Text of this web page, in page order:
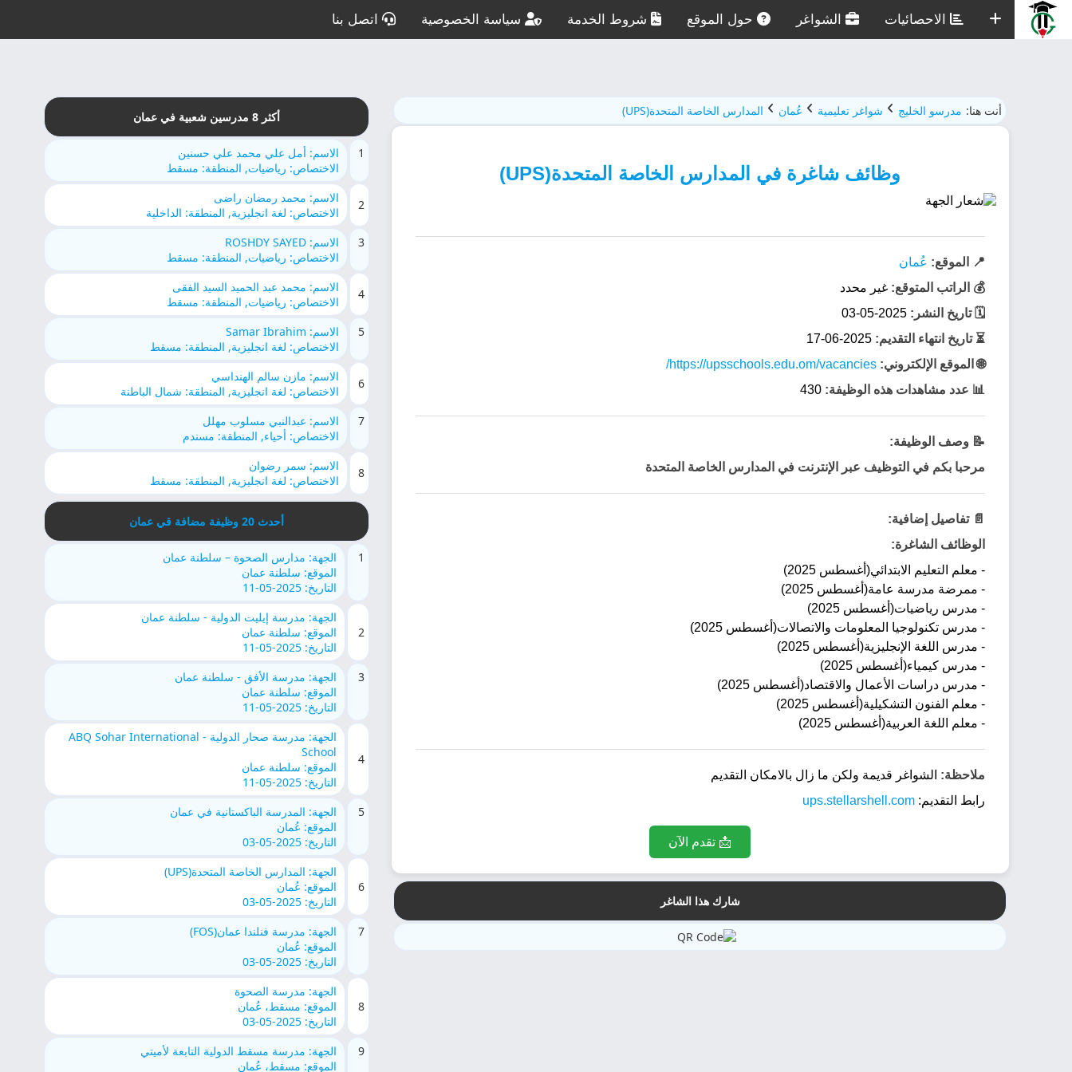
الاحصائيات الشواغر حول الموقع شروط الخدمة سياسة الخصوصية اتصل بنا
أنت هنا: مدرسو الخليج شواغر تعليمية عُمان المدارس الخاصة المتحدة(UPS)
وظائف شاغرة في المدارس الخاصة المتحدة(UPS)
📍 الموقع: عُمان
💰 الراتب المتوقع: غير محدد
🗓️ تاريخ النشر: 2025-05-03
⏳ تاريخ انتهاء التقديم: 2025-06-17
🌐 الموقع الإلكتروني: https://upsschools.edu.om/vacancies/
📊 عدد مشاهدات هذه الوظيفة: 430
📝 وصف الوظيفة:
مرحبا بكم في التوظيف عبر الإنترنت في المدارس الخاصة المتحدة
📄 تفاصيل إضافية:
الوظائف الشاغرة:
- معلم التعليم الابتدائي(أغسطس 2025)
- ممرضة مدرسة عامة(أغسطس 2025)
- مدرس رياضيات(أغسطس 2025)
- مدرس تكنولوجيا المعلومات والاتصالات(أغسطس 2025)
- مدرس اللغة الإنجليزية(أغسطس 2025)
- مدرس كيمياء(أغسطس 2025)
- مدرس دراسات الأعمال والاقتصاد(أغسطس 2025)
- معلم الفنون التشكيلية(أغسطس 2025)
- معلم اللغة العربية(أغسطس 2025)
ملاحظة: الشواغر قديمة ولكن ما زال بالامكان التقديم
رابط التقديم:ups.stellarshell.com
📩 تقدم الآن
شارك هذا الشاغر
أكثر 8 مدرسين شعبية في عمان
1
الاسم: أمل علي محمد علي حسنين
الاختصاص: رياضيات, المنطقة: مسقط
2
الاسم: محمد رمضان راضى
الاختصاص: لغة انجليزية, المنطقة: الداخلية
3
الاسم: ROSHDY SAYED
الاختصاص: رياضيات, المنطقة: مسقط
4
الاسم: محمد عبد الحميد السيد الفقى
الاختصاص: رياضيات, المنطقة: مسقط
5
الاسم: Samar Ibrahim
الاختصاص: لغة انجليزية, المنطقة: مسقط
6
الاسم: مازن سالم الهنداسي
الاختصاص: لغة انجليزية, المنطقة: شمال الباطنة
7
الاسم: عبدالنبي مسلوب مهلل
الاختصاص: أحياء, المنطقة: مسندم
8
الاسم: سمر رضوان
الاختصاص: لغة انجليزية, المنطقة: مسقط
أحدث 20 وظيفة مضافة قي عمان
1
الجهة: مدارس الصحوة – سلطنة عمان
الموقع: سلطنة عمان
التاريخ: 2025-05-11
2
الجهة: مدرسة إيليت الدولية - سلطنة عمان
الموقع: سلطنة عمان
التاريخ: 2025-05-11
3
الجهة: مدرسة الأفق - سلطنة عمان
الموقع: سلطنة عمان
التاريخ: 2025-05-11
4
الجهة: مدرسة صحار الدولية - ABQ Sohar International
School
الموقع: سلطنة عمان
التاريخ: 2025-05-11
5
الجهة: المدرسة الباكستانية في عمان
الموقع: عُمان
التاريخ: 2025-05-03
6
الجهة: المدارس الخاصة المتحدة(UPS)
الموقع: عُمان
التاريخ: 2025-05-03
7
الجهة: مدرسة فنلندا عمان(FOS)
الموقع: عُمان
التاريخ: 2025-05-03
8
الجهة: مدرسة الصحوة
الموقع: مسقط، عُمان
التاريخ: 2025-05-03
9
الجهة: مدرسة مسقط الدولية التابعة لأميتي
الموقع: مسقط، عُمان